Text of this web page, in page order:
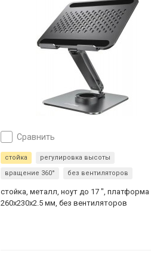
сравнить
стойка
регулировка высоты
вращение 360°
без вентиляторов
стойка, металл, ноут до 17 ", платформа
260x230x2.5 мм, без вентиляторов